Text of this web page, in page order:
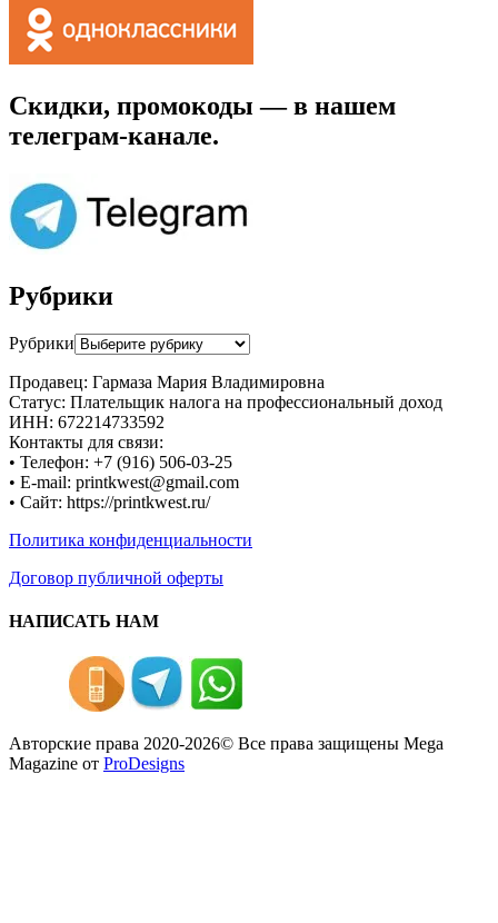
Скидки, промокоды — в нашем
телеграм-канале.
Рубрики
Рубрики
Продавец: Гармаза Мария Владимировна
Статус: Плательщик налога на профессиональный доход
ИНН: 672214733592
Контакты для связи:
• Телефон: +7 (916) 506-03-25
• E-mail: printkwest@gmail.com
• Сайт: https://printkwest.ru/
Политика конфиденциальности
Договор публичной оферты
НАПИСАТЬ НАМ
Авторские права 2020-2026© Все права защищены Mega
Magazine от ProDesigns